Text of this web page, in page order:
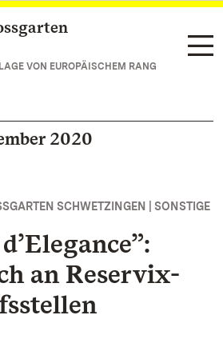
VON EUROPÄISCHEM RANG
2020
SCHWETZINGEN | SONSTIGE
an Reservix-